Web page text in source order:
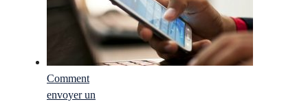
Comment
envoyer un